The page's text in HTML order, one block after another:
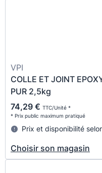
VPI
COLLE ET JOINT
PUR 2,5kg
74,29 € TTC/Unité *
* Prix public maximum pratiqué
Prix et disponibilité
Choisir son magasin